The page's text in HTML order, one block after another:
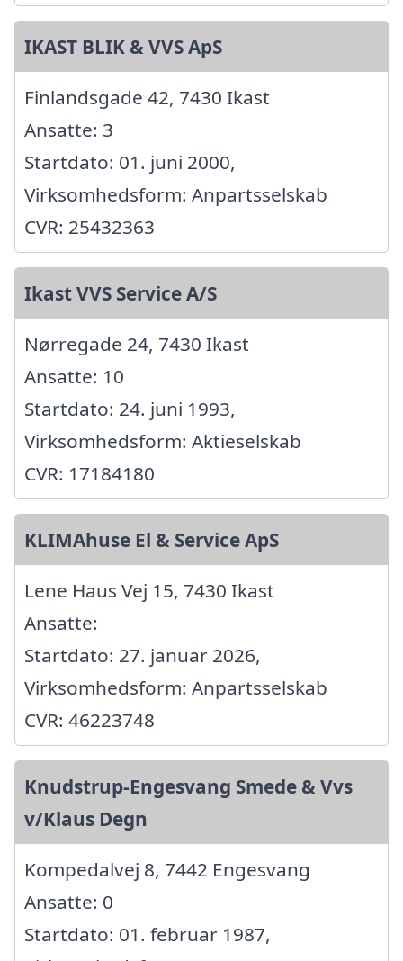
IKAST BLIK & VVS ApS
Finlandsgade 42, 7430 Ikast
Ansatte: 3
Startdato: 01. juni 2000,
Virksomhedsform: Anpartsselskab
CVR: 25432363
Ikast VVS Service A/S
Nørregade 24, 7430 Ikast
Ansatte: 10
Startdato: 24. juni 1993,
Virksomhedsform: Aktieselskab
CVR: 17184180
KLIMAhuse El & Service ApS
Lene Haus Vej 15, 7430 Ikast
Ansatte:
Startdato: 27. januar 2026,
Virksomhedsform: Anpartsselskab
CVR: 46223748
Knudstrup-Engesvang Smede & Vvs
v/Klaus Degn
Kompedalvej 8, 7442 Engesvang
Ansatte: 0
Startdato: 01. februar 1987,